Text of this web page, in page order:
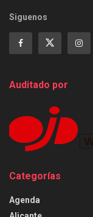
Siguenos
Auditado por
Categorías
Agenda